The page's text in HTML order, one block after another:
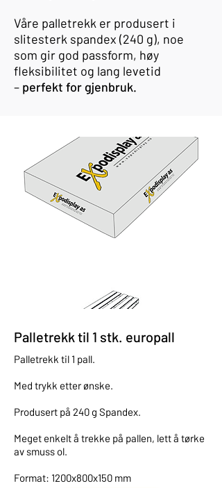
Våre palletrekk er produsert i
slitesterk spandex (240 g), noe
som gir god passform, høy
fleksibilitet og lang levetid
– perfekt for gjenbruk.
Palletrekk til 1 stk. europall
Palletrekk til 1 pall.
Med trykk etter ønske.
Produsert på 240 g Spandex.
Meget enkelt å trekke på pallen, lett å tørke
av smuss ol.
Format: 1200x800x150 mm